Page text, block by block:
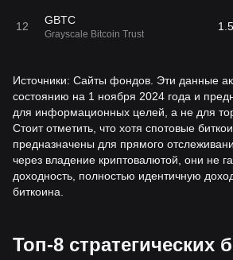
12 GBTC
Grayscale Bitcoin Trust
Источники: Сайты фондов. Эти данные
состоянию на 1 ноября 2024 года и
для информационных целей, а не для
Стоит отметить, что хотя спотовые
предназначены для прямого
через владение криптовалютой, они не
доходность, полностью идентичную
биткоина.
Топ-8 стратегических